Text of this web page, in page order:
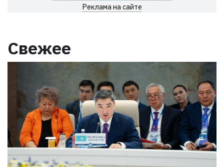
Реклама на сайте
Свежее